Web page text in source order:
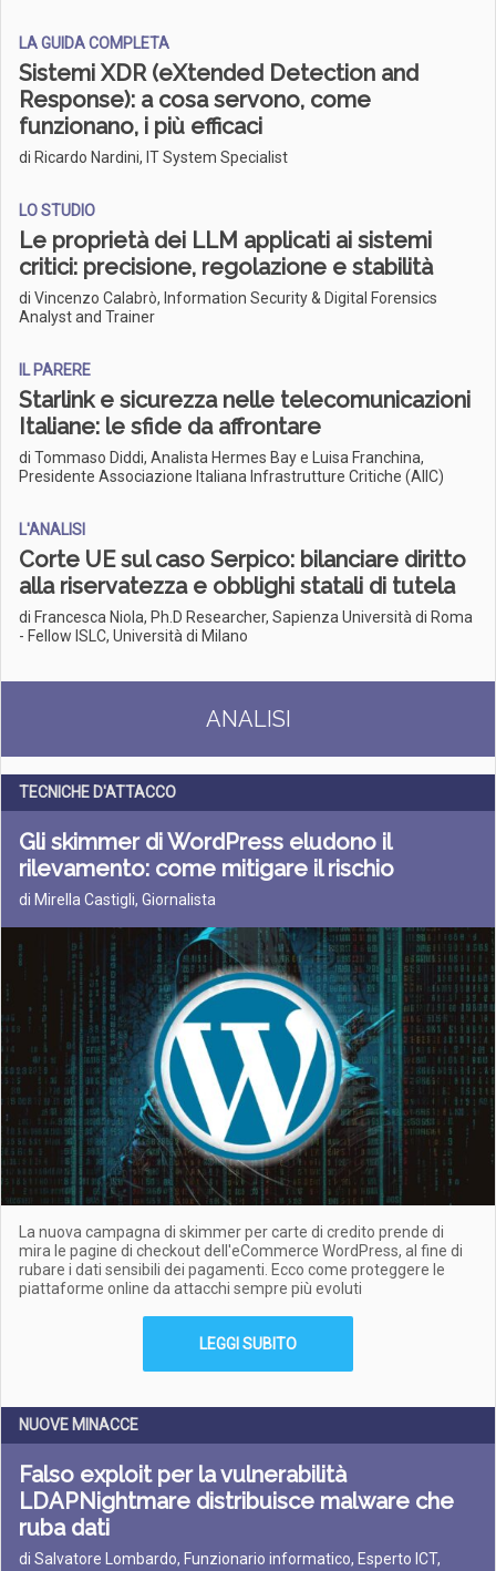
LA GUIDA COMPLETA
Sistemi XDR (eXtended Detection and
Response): a cosa servono, come
funzionano, i più efficaci
di Ricardo Nardini, IT System Specialist
LO STUDIO
Le proprietà dei LLM applicati ai sistemi
critici: precisione, regolazione e stabilità
di Vincenzo Calabrò, Information Security & Digital Forensics
Analyst and Trainer
IL PARERE
Starlink e sicurezza nelle telecomunicazioni
Italiane: le sfide da affrontare
di Tommaso Diddi, Analista Hermes Bay e Luisa Franchina,
Presidente Associazione Italiana Infrastrutture Critiche (AIIC)
L'ANALISI
Corte UE sul caso Serpico: bilanciare diritto
alla riservatezza e obblighi statali di tutela
di Francesca Niola, Ph.D Researcher, Sapienza Università di Roma
- Fellow ISLC, Università di Milano
ANALISI
TECNICHE D'ATTACCO
Gli skimmer di WordPress eludono il
rilevamento: come mitigare il rischio
di Mirella Castigli, Giornalista
La nuova campagna di skimmer per carte di credito prende di
mira le pagine di checkout dell'eCommerce WordPress, al fine di
rubare i dati sensibili dei pagamenti. Ecco come proteggere le
piattaforme online da attacchi sempre più evoluti
LEGGI SUBITO
NUOVE MINACCE
Falso exploit per la vulnerabilità
LDAPNightmare distribuisce malware che
ruba dati
di Salvatore Lombardo, Funzionario informatico, Esperto ICT,